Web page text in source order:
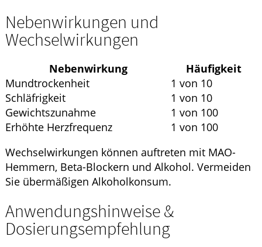
Nebenwirkungen und
Wechselwirkungen
Nebenwirkung
Häufigkeit
Mundtrockenheit
1 von 10
Schläfrigkeit
1 von 10
Gewichtszunahme
1 von 100
Erhöhte Herzfrequenz
1 von 100
Wechselwirkungen können auftreten mit MAO-
Hemmern, Beta-Blockern und Alkohol. Vermeiden
Sie übermäßigen Alkoholkonsum.
Anwendungshinweise &
Dosierungsempfehlung